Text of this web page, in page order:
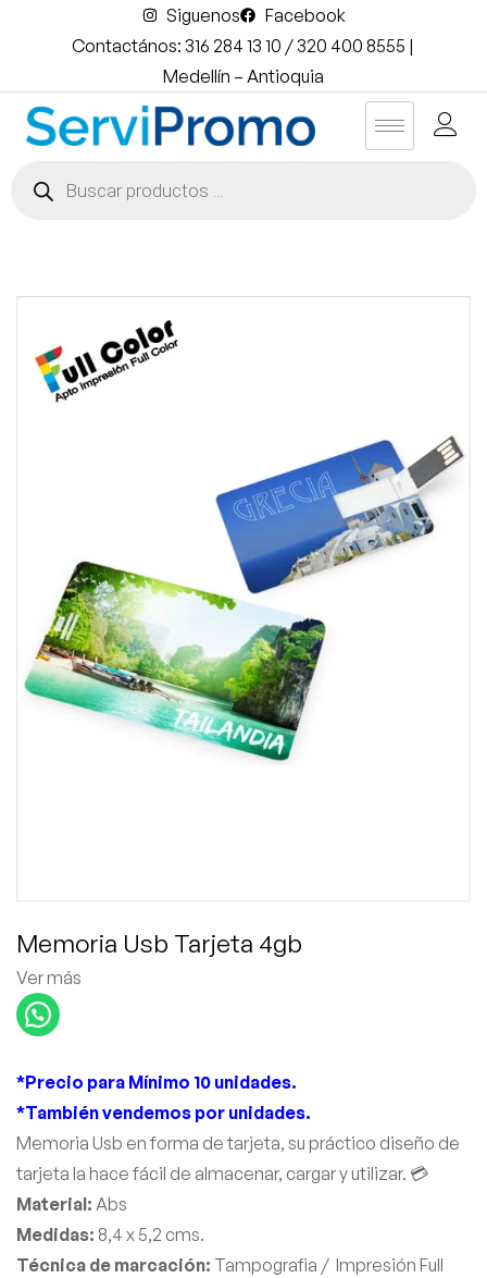
Siguenos
Facebook
Contactános: 316 284 13 10 / 320 400 8555 |
Medellín – Antioquia
Memoria Usb Tarjeta 4gb
Ver más
*Precio para Mínimo 10 unidades.
*También vendemos por unidades.
Memoria Usb en forma de tarjeta, su práctico diseño de
tarjeta la hace fácil de almacenar, cargar y utilizar. 💳
Material: Abs
Medidas: 8,4 x 5,2 cms.
Técnica de marcación: Tampografia / Impresión Full